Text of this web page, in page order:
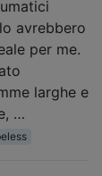
avrebbero
per me.
larghe e
…